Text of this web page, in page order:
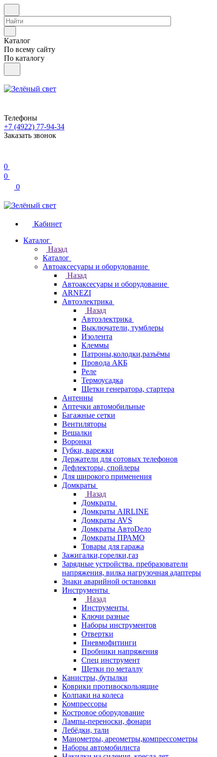
Каталог
По всему сайту
По каталогу
Телефоны
+7 (4922) 77-94-34
Заказать звонок
0
0
0
Кабинет
Каталог
Назад
Каталог
Автоаксесуары и оборудование
Назад
Автоаксесуары и оборудование
ARNEZI
Автоэлектрика
Назад
Автоэлектрика
Выключатели, тумблеры
Изолента
Клеммы
Патроны,колодки,разъёмы
Провода АКБ
Реле
Термоусадка
Щетки генератора, стартера
Антенны
Аптечки автомобильные
Багажные сетки
Вентиляторы
Вешалки
Воронки
Губки, варежки
Держатели для сотовых телефонов
Дефлекторы, спойлеры
Для широкого применения
Домкраты
Назад
Домкраты
Домкраты AIRLINE
Домкраты AVS
Домкраты АвтоDело
Домкраты ПРАМО
Товары для гаража
Зажигалки,горелки,газ
Зарядные устройства. пребразователи
напряжения, вилка нагрузочная адаптеры
Знаки аварийной остановки
Инструменты
Назад
Инструменты
Ключи разные
Наборы инструментов
Отвертки
Пневмофитинги
Пробники напряжения
Спец инструмент
Щетки по металлу
Канистры, бутылки
Коврики противоскользящие
Колпаки на колеса
Компрессоры
Костровое оборудование
Лампы-переноски, фонари
Лебёдки, тали
Манометры, ареометры,компрессометры
Наборы автомобилиста